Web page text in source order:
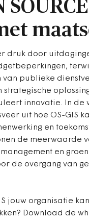
druk door
publieke
strategische
innovatie. In
uit hoe OS-GIS
en
de meerwaarde
en
de overgang van
jouw organisatie
Download de